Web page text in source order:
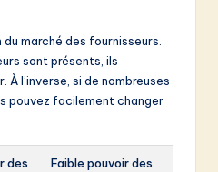
marché des fournisseurs.
sont présents, ils
l’inverse, si de nombreuses
pouvez facilement changer
des
Faible pouvoir des